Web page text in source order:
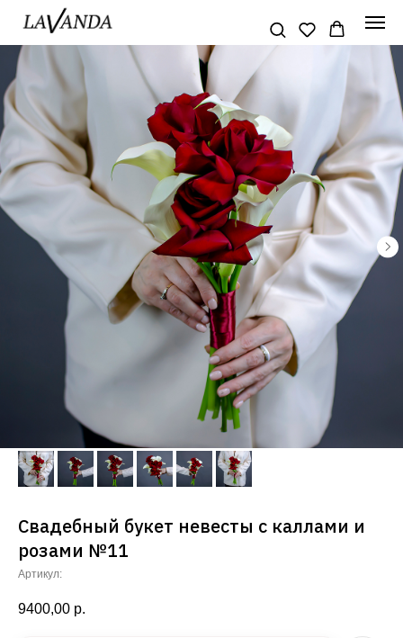
Свадебный букет невесты с каллами и
розами №11
Артикул:
9400,00 р.